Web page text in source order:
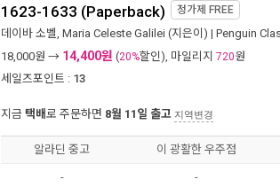
1623-1633 (Paperback) 정가제 FREE
데이바 소벨, Maria Celeste Galilei (지은이) | Penguin
18,000원 → 14,400원 (20%할인), 마일리지 720원
세일즈포인트 : 13
지금 택배로 주문하면 8월 11일 출고 지역변경
알라딘 중고 이 광활한 우주점
- -